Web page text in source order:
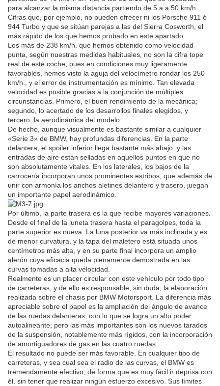
para alcanzar la misma distancia partiendo de 5.a a 50 km/h.
Cifras que, por ejemplo, no pueden ofrecer ni los Porsche 911 ó
944 Turbo y que se sitúan parejas a las del Sierra Cosworth, el
más rápido de los que hemos probado en este apartado.
Los más de 238 km/h. que hemos obtenido como velocidad
punta, según nuestras medidas habituales, no son la cifra tope
real de este coche, pues en condiciones muy ligeramente
favorables, hemos visto la aguja del velocímetro rondar los 250
km/h., y el error de instrumentación es mínimo. Tan elevada
velocidad es posible gracias a la conjunción de múltiples
circunstancias. Primero, el buen rendimiento de la mecánica;
segundo, lo acertado de los desarrollos finales elegidos, y
tercero, la aerodinámica del modelo.
De hecho, aunque visualmente es bastante similar a cualquier
«Serie 3» de BMW, hay profundas diferencias. En la parte
delantera, el spoiler inferior llega bastante más abajo, y las
entradas de aire están selladas en aquellos puntos en que no
son absolutamente vitales. En los laterales, los bajos de la
carrocería incorporan unos prominentes estribos, que además de
unir con armonía los anchos aletines delantero y trasero, juegan
un importante papel aerodinámico.
Por último, la parte trasera es la que recibe mayores variaciones.
Desde el final de la luneta trasera hasta el paragolpes, toda la
parte superior es nueva. La luna posterior va más inclinada y es
de menor curvatura, y la tapa del maletero está situada unos
centímetros más alta, y en su parte final incorpora un amplio
alerón cuya eficacia queda plenamente demostrada en las
curvas tomadas a alta velocidad.
Realmente es un placer circular con este vehículo por todo tipo
de carreteras, y de ello es responsable, sin duda, la elaboración
realizada sobre el chasis por BMW Motorsport. La diferencia más
apreciable sobre el papel es la ampliación del ángulo de avance
de las ruedas delanteras, con lo que se logra un alto poder
autoalineante; pero las más importantes son los nuevos tarados
de la suspensión, notablemente más rígidos, con la incorporación
de amortiguadores de gas en las cuatro ruedas.
El resultado no puede ser más favorable. En cualquier tipo de
carreteras, y sea cual sea el radio de las curvas, el BMW es
tremendamente efectivo, de forma que es muy fácil ir deprisa con
él, sin tener que realizar ningún esfuerzo excesivo. Sus límites